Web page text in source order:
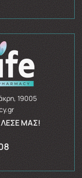
19005
ΜΑΣ!